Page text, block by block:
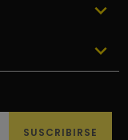


SUSCRIBIRSE